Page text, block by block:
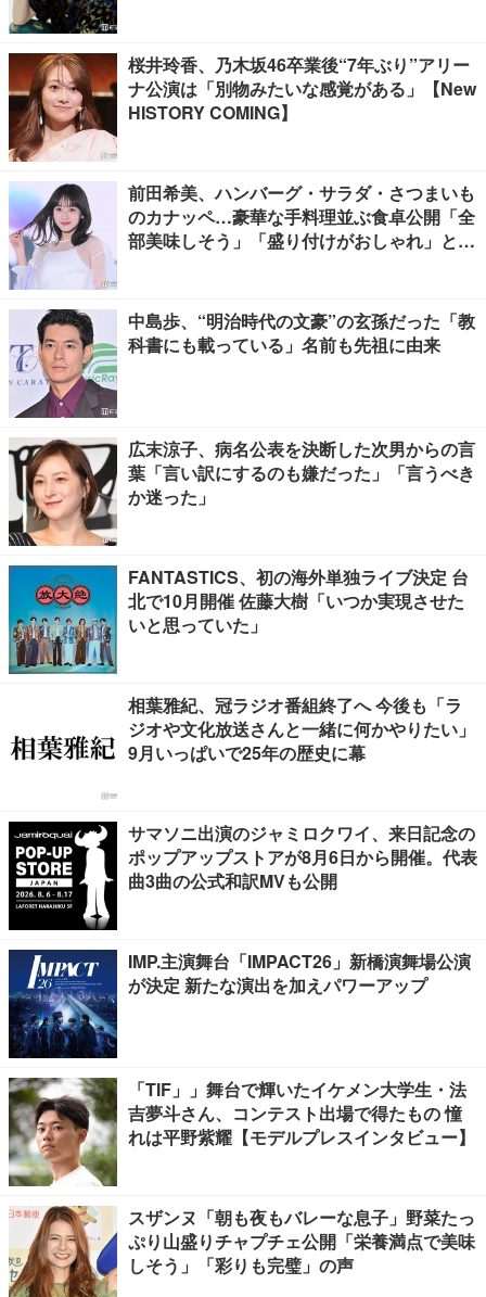
桜井玲香、乃木坂46卒業後“7年ぶり”アリー
ナ公演は「別物みたいな感覚がある」【New
HISTORY COMING】
前田希美、ハンバーグ・サラダ・さつまいも
のカナッペ…豪華な手料理並ぶ食卓公開「全
部美味しそう」「盛り付けがおしゃれ」と絶
中島歩、“明治時代の文豪”の玄孫だった「教
科書にも載っている」名前も先祖に由来
広末涼子、病名公表を決断した次男からの言
葉「言い訳にするのも嫌だった」「言うべき
か迷った」
FANTASTICS、初の海外単独ライブ決定 台
北で10月開催 佐藤大樹「いつか実現させた
いと思っていた」
相葉雅紀、冠ラジオ番組終了へ 今後も「ラ
ジオや文化放送さんと一緒に何かやりたい」
9月いっぱいで25年の歴史に幕
サマソニ出演のジャミロクワイ、来日記念の
ポップアップストアが8月6日から開催。代表
曲3曲の公式和訳MVも公開
IMP.主演舞台「IMPACT26」新橋演舞場公演
が決定 新たな演出を加えパワーアップ
「TIF」」舞台で輝いたイケメン大学生・法
吉夢斗さん、コンテスト出場で得たもの 憧
れは平野紫耀【モデルプレスインタビュー】
スザンヌ「朝も夜もバレーな息子」野菜たっ
ぷり山盛りチャプチェ公開「栄養満点で美味
しそう」「彩りも完璧」の声